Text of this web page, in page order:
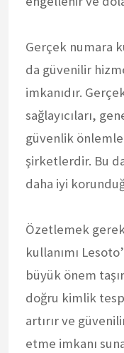
Gerçek numara
da güvenilir
imkanıdır.
sağlayıcıları,
güvenlik
şirketlerdir. Bu
daha iyi
Özetlemek
kullanımı
büyük önem
doğru kimlik
artırır ve
etme imkanı